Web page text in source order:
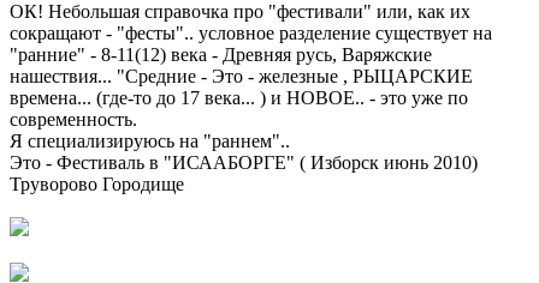
ОК! Небольшая справочка про "фестивали" или, как их
сокращают - "фесты".. условное разделение существует на
"ранние" - 8-11(12) века - Древняя русь, Варяжские
нашествия... "Средние - Это - железные , РЫЦАРСКИЕ
времена... (где-то до 17 века... ) и НОВОЕ.. - это уже по
современность.
Я специализируюсь на "раннем"..
Это - Фестиваль в "ИСААБОРГЕ" ( Изборск июнь 2010)
Труворово Городище